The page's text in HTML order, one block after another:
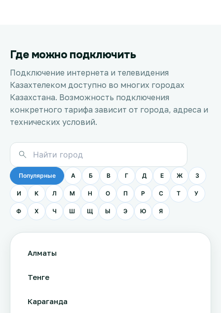
Где можно подключить
Подключение интернета и телевидения
Казахтелеком доступно во многих городах
Казахстана. Возможность подключения
конкретного тарифа зависит от города, адреса и
технических условий.
Популярные А Б В Г Д Е Ж З
И К Л М Н О П Р С Т У
Ф Х Ч Ш Щ Ы Э Ю Я
Алматы
Тенге
Караганда